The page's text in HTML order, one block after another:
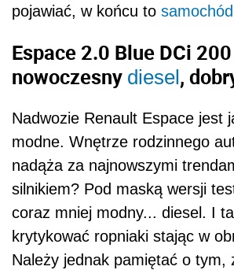
pojawiać, w końcu to samochód
Espace 2.0 Blue DCi 200
nowoczesny diesel,
Nadwozie Renault Espace jest
modne. Wnętrze rodzinnego
nadąża za najnowszymi
silnikiem? Pod maską wersji
coraz mniej modny... diesel. I
krytykować ropniaki stając w
Należy jednak pamiętać o tym,